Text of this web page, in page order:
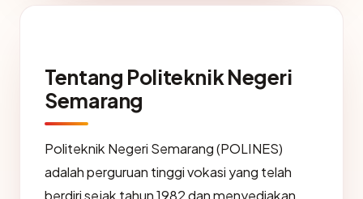
Tentang Politeknik Negeri
Semarang
Politeknik Negeri Semarang (POLINES)
adalah perguruan tinggi vokasi yang telah
berdiri sejak tahun 1982 dan menyediakan